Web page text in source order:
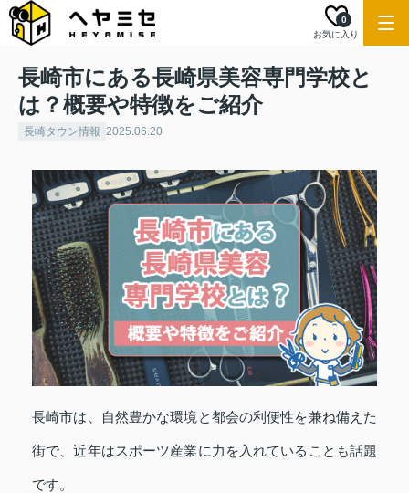
お気に入り
0
長崎市にある長崎県美容専門学校と
は？概要や特徴をご紹介
長崎タウン情報 2025.06.20
長崎市は、自然豊かな環境と都会の利便性を兼ね備えた
街で、近年はスポーツ産業に力を入れていることも話題
です。